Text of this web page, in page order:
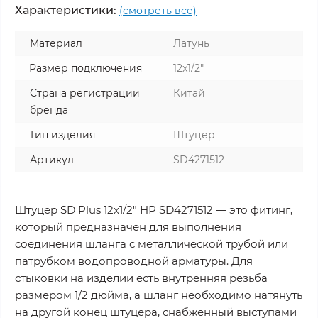
Характеристики: (смотреть все)
Материал
Латунь
Размер подключения
12x1/2"
Страна регистрации
бренда
Китай
Тип изделия
Штуцер
Артикул
SD4271512
Штуцер SD Plus 12х1/2" НР SD4271512 — это фитинг,
который предназначен для выполнения
соединения шланга с металлической трубой или
патрубком водопроводной арматуры. Для
стыковки на изделии есть внутренняя резьба
размером 1/2 дюйма, а шланг необходимо натянуть
на другой конец штуцера, снабженный выступами